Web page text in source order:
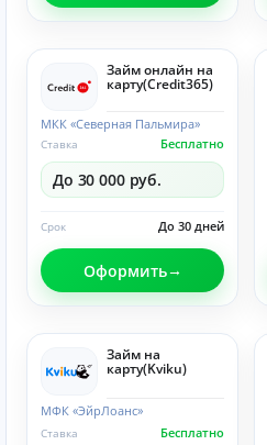
Займ онлайн на
карту(Credit365)
МКК «Северная Пальмира»
Бесплатно
Ставка
До 30 000 руб.
До 30 дней
Срок
Оформить
Займ на
карту(Kviku)
МФК «ЭйрЛоанс»
Бесплатно
Ставка